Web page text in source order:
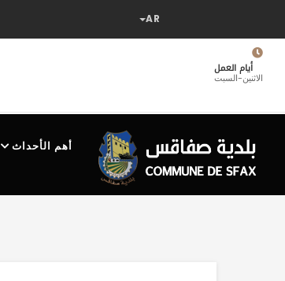
المحتوى
الرئيسيأيام العمل
الاثنين-السبت
NAVIGATION
أهم الأحداث